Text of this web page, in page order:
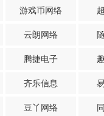
游戏币网络
云朗网络
腾捷电子
齐乐信息
豆丫网络